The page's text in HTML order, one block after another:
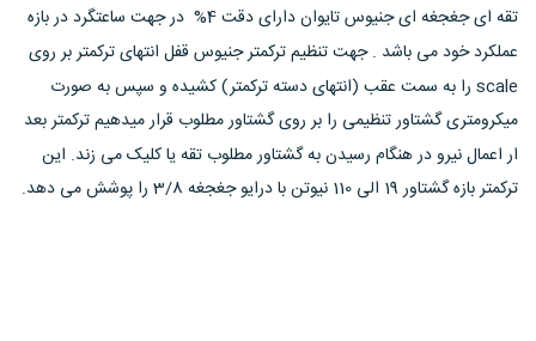
تقه ای جغجغه ای جنیوس تایوان دارای دقت 4% در جهت ساعتگرد در بازه
عملکرد خود می باشد . جهت تنظیم ترکمتر جنیوس قفل انتهای ترکمتر بر روی
scale را به سمت عقب (انتهای دسته ترکمتر) کشیده و سپس به صورت
میکرومتری گشتاور تنظیمی را بر روی گشتاور مطلوب قرار میدهیم ترکمتر بعد
ار اعمال نیرو در هنگام رسیدن به گشتاور مطلوب تقه یا کلیک می زند. این
ترکمتر بازه گشتاور 19 الی 110 نیوتن با درایو جغجغه 3/8 را پوشش می دهد.